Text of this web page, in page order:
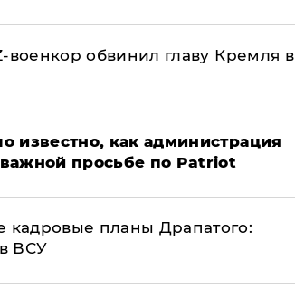
военкор обвинил главу Кремля в
известно, как администрация
просьбе по Patriot
планы Драпатого:
ВСУ